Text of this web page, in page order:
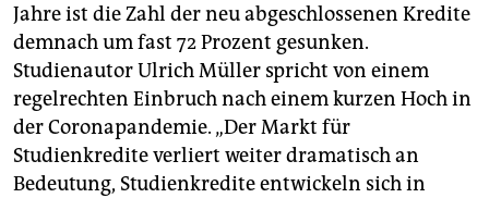
Jahre ist die Zahl der neu abgeschlossenen Kredite
demnach um fast 72 Prozent gesunken.
Studienautor Ulrich Müller spricht von einem
regelrechten Einbruch nach einem kurzen Hoch in
der Coronapandemie. „Der Markt für
Studienkredite verliert weiter dramatisch an
Bedeutung, Studienkredite entwickeln sich in